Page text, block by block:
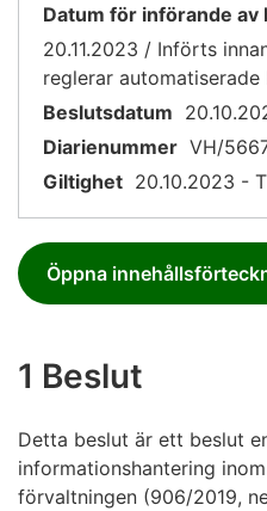
Datum för införande
20.11.2023 / Införts
reglerar
Beslutsdatum
Diarienummer VH/
Giltighet 20.10.2023 -
Öppna
1 Beslut
Detta beslut är ett beslut
informationshantering
förvaltningen (906/2019,